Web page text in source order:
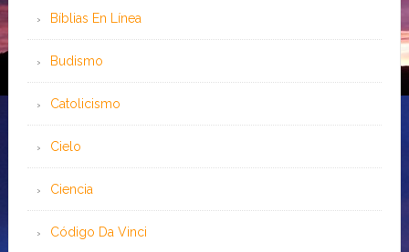
Bíblias En Línea
Budismo
Catolicismo
Cielo
Ciencia
Código Da Vinci